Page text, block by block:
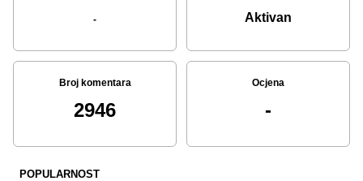
- Aktivan
Broj komentara
2946
Ocjena
-
POPULARNOST